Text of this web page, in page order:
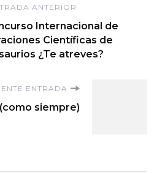
ANTERIOR
Internacional de
Científicas de
¿Te atreves?
ENTRADA
siempre)